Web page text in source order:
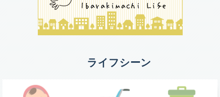
ライフシーン